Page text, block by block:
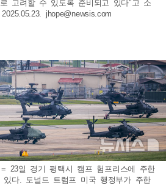
고려할 수 있도록 준비되고 있다"고 소
jhope@newsis.com
23일 경기 평택시 캠프 험프리스에 주한
다. 도널드 트럼프 미국 행정부가 주한